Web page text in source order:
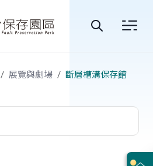
站
尋
展覽與劇場 斷層槽溝保存館